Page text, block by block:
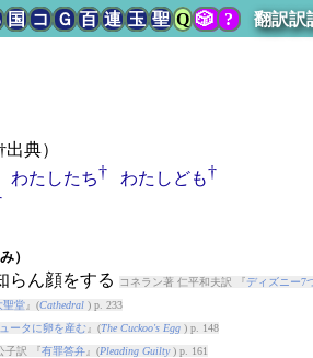
国 コ Ｇ 百 連 玉 聖 Q 🎲? 翻訳訳
出典）
わたしたち† わたしども†
）
らん顔をする コネラン著 仁平和夫訳 『ディズニー7
聖堂』(Cathedral) p. 233
ータに卵を産む』(The Cuckoo's Egg) p. 148
子訳 『有罪答弁』(Pleading Guilty) p. 161